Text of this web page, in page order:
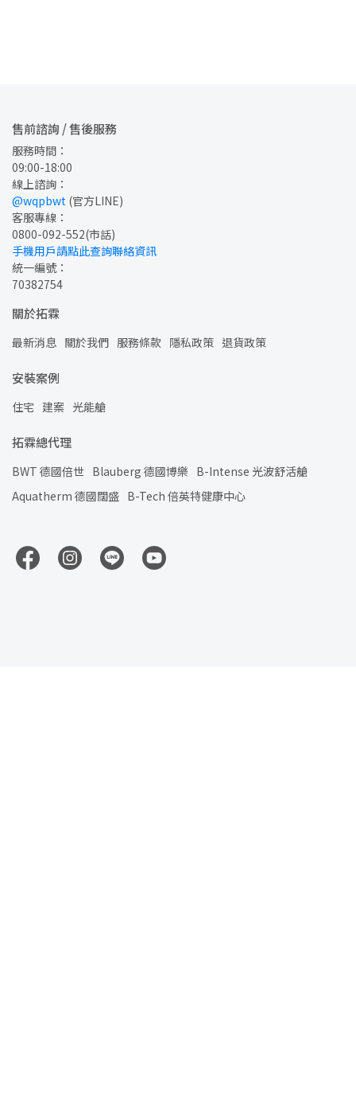
售前諮詢 / 售後服務
服務時間：
09:00-18:00
線上諮詢：
@wqpbwt (官方LINE)
客服專線：
0800-092-552(市話)
手機用戶請點此查詢聯絡資訊
統一編號：
70382754
關於拓霖
最新消息 關於我們 服務條款 隱私政策 退貨政策
安裝案例
住宅 建案 光能艙
拓霖總代理
BWT 德國倍世 Blauberg 德國博樂 B-Intense 光波舒活艙
Aquatherm 德國闊盛 B-Tech 倍英特健康中心